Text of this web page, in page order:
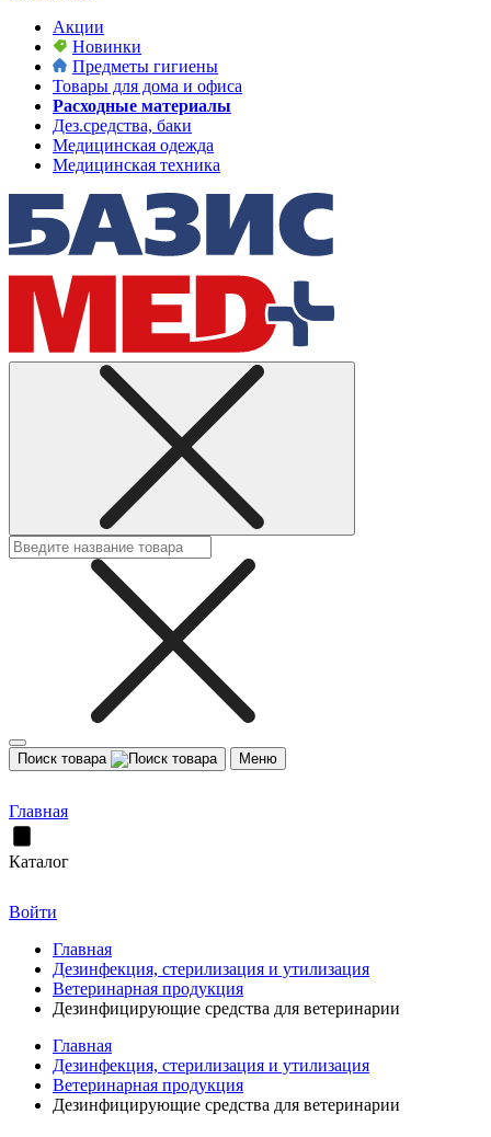
Акции
Новинки
Предметы гигиены
Товары для дома и офиса
Расходные материалы
Дез.средства, баки
Медицинская одежда
Медицинская техника
Поиск товара Меню
Главная
Каталог
Войти
Главная
Дезинфекция, стерилизация и утилизация
Ветеринарная продукция
Дезинфицирующие средства для ветеринарии
Главная
Дезинфекция, стерилизация и утилизация
Ветеринарная продукция
Дезинфицирующие средства для ветеринарии